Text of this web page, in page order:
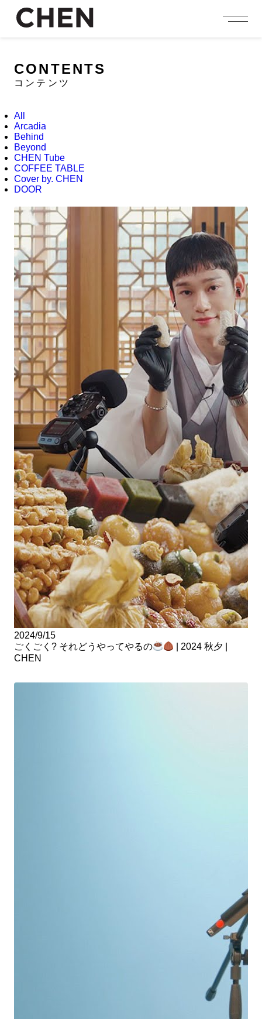
NEWS
PROFILE
プロフィール
EVENT
イベント
CONTENTS
コンテンツ
MEMBERSHIP
会員特典
FANCLUB
ファンクラブ
FC NEWS
FCニュース
GALLERY
ギャラリー
VIDEO
ビデオ
MEMBERSHIP CARD
メンバシップカード
CONTACT
お問い合わせ
CONTENTS
コンテンツ
All
Arcadia
Behind
Beyond
CHEN Tube
COFFEE TABLE
Cover by. CHEN
DOOR
2024/9/15
ごくごく? それどうやってやるの
| 2024 秋夕 |
CHEN